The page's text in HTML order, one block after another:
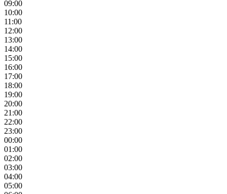
09:00
10:00
11:00
12:00
13:00
14:00
15:00
16:00
17:00
18:00
19:00
20:00
21:00
22:00
23:00
00:00
01:00
02:00
03:00
04:00
05:00